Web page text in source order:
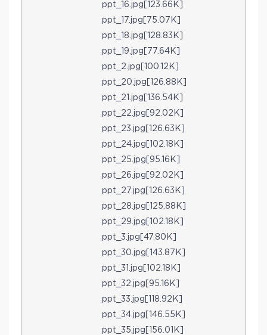
ppt_16.jpg[123.66K]
ppt_17.jpg[75.07K]
ppt_18.jpg[128.83K]
ppt_19.jpg[77.64K]
ppt_2.jpg[100.12K]
ppt_20.jpg[126.88K]
ppt_21.jpg[136.54K]
ppt_22.jpg[92.02K]
ppt_23.jpg[126.63K]
ppt_24.jpg[102.18K]
ppt_25.jpg[95.16K]
ppt_26.jpg[92.02K]
ppt_27.jpg[126.63K]
ppt_28.jpg[125.88K]
ppt_29.jpg[102.18K]
ppt_3.jpg[47.80K]
ppt_30.jpg[143.87K]
ppt_31.jpg[102.18K]
ppt_32.jpg[95.16K]
ppt_33.jpg[118.92K]
ppt_34.jpg[146.55K]
ppt_35.jpg[156.01K]